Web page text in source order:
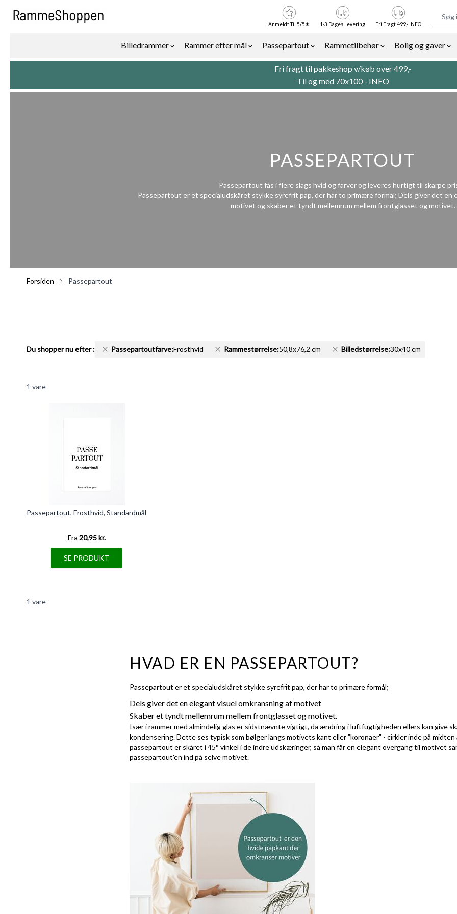
Billedrammer
Rammer efter mål
Passepartout
Rammetilbehør
Bolig og gaver
Anmeldt Til 5/5★ 1-3 Dages Levering Fri Fragt 499,- INFO
Fri fragt til pakkeshop v/køb over 499,-
Til og med 70x100 - INFO
PASSEPARTOUT
Passepartout fås i flere slags hvid og farver og leveres hurtigt til skarpe
Passepartout er et specialudskåret stykke syrefrit pap, der har to primære formål; Dels giver det en
motivet og skaber et tyndt mellemrum mellem frontglasset og motivet.
Forsiden Passepartout
Du shopper nu efter: Passepartoutfarve:Frosthvid Rammestørrelse:50,8x76,2 cm Billedstørrelse:30x40 cm
1 vare
Passepartout, Frosthvid, Standardmål
Fra 20,95 kr.
SE PRODUKT
1 vare
HVAD ER EN PASSEPARTOUT?
Passepartout er et specialudskåret stykke syrefrit pap, der har to primære formål;
Dels giver det en elegant visuel omkransning af motivet
Skaber et tyndt mellemrum mellem frontglasset og motivet.
Især i rammer med almindelig glas er sidstnævnte vigtigt, da ændring i luftfugtigheden ellers kan give
kondensering. Dette ses typisk som bølger langs motivets kant eller "koronaer" - cirkler inde på
passepartout er skåret i 45° vinkel i de indre udskæringer, så man får en elegant overgang til motivet
passepartout'en ind på selve motivet.